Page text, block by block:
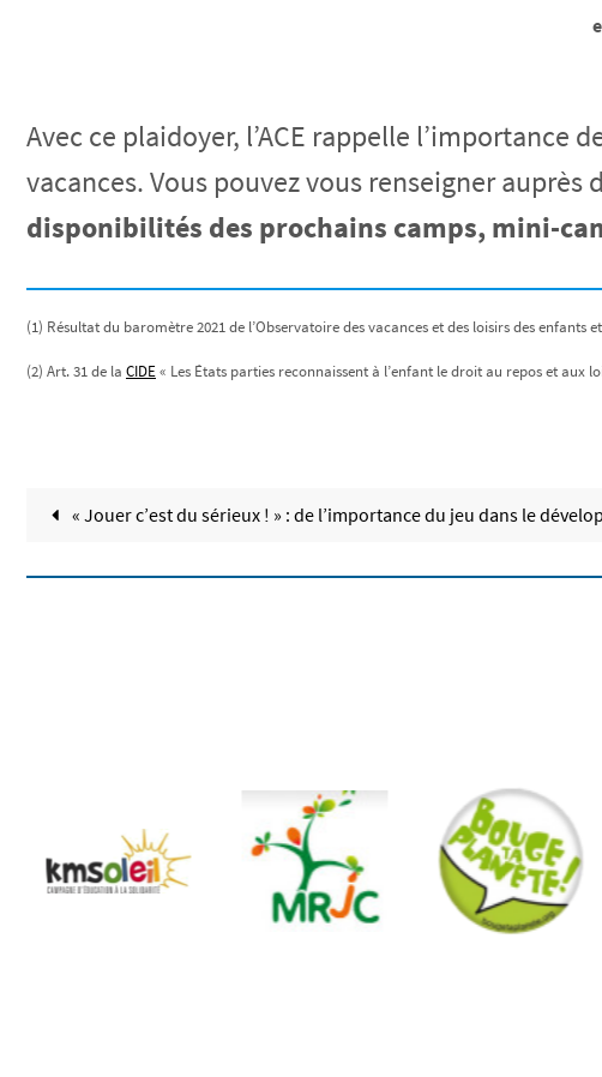
Avec ce plaidoyer, l’ACE rappelle l’importance
vacances. Vous pouvez vous renseigner auprès
disponibilités des prochains camps, mini-
(1) Résultat du baromètre 2021 de l’Observatoire des vacances et des loisirs des enfants
(2) Art. 31 de la CIDE« Les États parties reconnaissent à l’enfant le droit au repos et
« Jouer c’est du sérieux ! » : de l’importance du jeu dans le